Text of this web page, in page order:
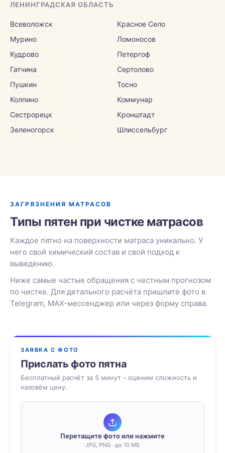
ЛЕНИНГРАДСКАЯ ОБЛАСТЬ
Всеволожск
Мурино
Кудрово
Гатчина
Пушкин
Колпино
Сестрорецк
Зеленогорск
Красное Село
Ломоносов
Петергоф
Сертолово
Тосно
Коммунар
Кронштадт
Шлиссельбург
ЗАГРЯЗНЕНИЯ МАТРАСОВ
Типы пятен при чистке матрасов
Каждое пятно на поверхности матраса уникально. У
него свой химический состав и свой подход к
выведению.
Ниже самые частые обращения с честным прогнозом
по чистке. Для детального расчёта пришлите фото в
Telegram, MAX-мессенджер или через форму справа.
ЗАЯВКА С ФОТО
Прислать фото пятна
Бесплатный расчёт за 5 минут - оценим сложность и
назовём цену.
Перетащите фото или нажмите
JPG, PNG · до 10 МБ